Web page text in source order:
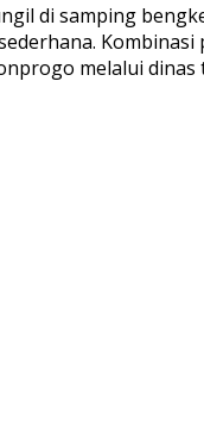
di samping
melalui